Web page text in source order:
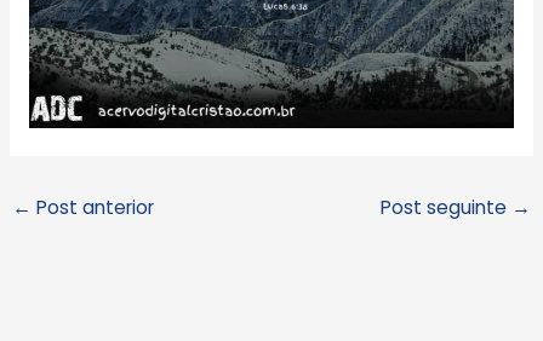
← Post anterior Post seguinte →